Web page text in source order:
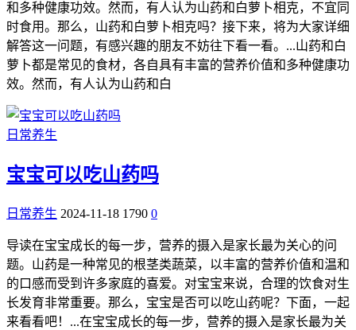
和多种健康功效。然而，有人认为山药和白萝卜相克，不宜同
时食用。那么，山药和白萝卜相克吗？接下来，将为大家详细
解答这一问题，有感兴趣的朋友不妨往下看一看。...山药和白
萝卜都是常见的食材，各自具有丰富的营养价值和多种健康功
效。然而，有人认为山药和白
日常养生
宝宝可以吃山药吗
日常养生 2024-11-18 1790 0
导读在宝宝成长的每一步，营养的摄入是家长最为关心的问
题。山药是一种常见的根茎类蔬菜，以丰富的营养价值和温和
的口感而受到许多家庭的喜爱。对宝宝来说，合理的饮食对生
长发育非常重要。那么，宝宝是否可以吃山药呢？下面，一起
来看看吧！...在宝宝成长的每一步，营养的摄入是家长最为关